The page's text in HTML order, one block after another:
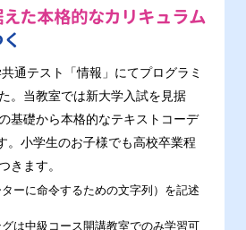
た本格的なカリキュラム
通テスト「情報」にてプログラミ
。当教室では新大学入試を見据
基礎から本格的なテキストコーデ
。小学生のお子様でも高校卒業程
きます。
ーに命令するための文字列）を記述
は中級コース開講教室でのみ学習可